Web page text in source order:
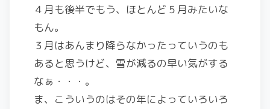
４月も後半でもう、ほとんど５月みたいな
もん。
３月はあんまり降らなかったっていうのも
あると思うけど、雪が減るの早い気がする
なぁ・・・。
ま、こういうのはその年によっていろいろ